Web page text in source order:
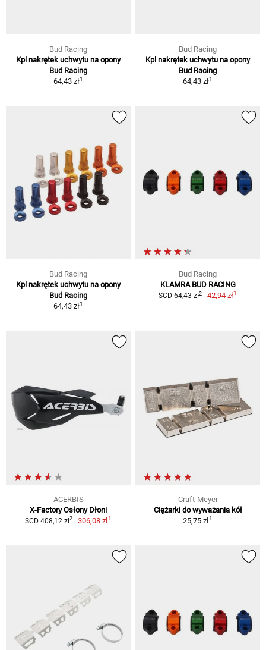
Bud Racing
Kpl nakrętek uchwytu na opony
Bud Racing
64,43 zł1
Bud Racing
Kpl nakrętek uchwytu na opony
Bud Racing
64,43 zł1
Bud Racing
Kpl nakrętek uchwytu na opony
Bud Racing
64,43 zł1
Bud Racing
KLAMRA BUD RACING
SCD 64,43 zł2 42,94 zł1
ACERBIS
X-Factory Osłony Dłoni
SCD 408,12 zł2 306,08 zł1
Craft-Meyer
Ciężarki do wyważania kół
25,75 zł1